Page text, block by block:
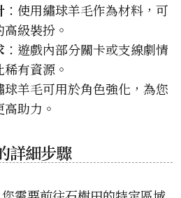
：使用繡球羊毛作為材料，可
級裝扮。
：遊戲內部分關卡或支線劇情
有資源。
球羊毛可用於角色強化，為您
助力。
詳細步驟